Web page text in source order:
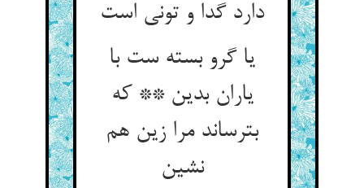
دارد گدا و تونی است‏
یا گرو بسته ست با
یاران بدین ** که
بترساند مرا زین هم
نشین‏